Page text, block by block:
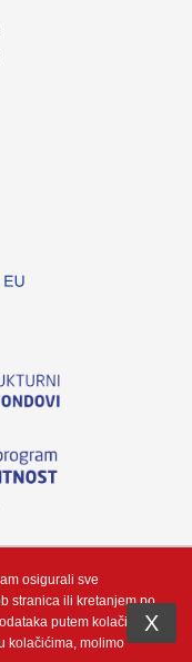
unija iz Europskog fonda
i prilagodba byGauss
osigurali sve
stranica ili kretanjem po
putem kolačić. Za
kolačićima, molimo
X